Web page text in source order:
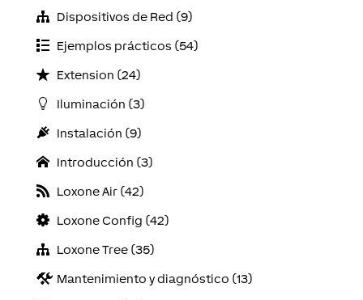
Dispositivos de Red (9)
Ejemplos prácticos (54)
Extension (24)
Iluminación (3)
Instalación (9)
Introducción (3)
Loxone Air (42)
Loxone Config (42)
Loxone Tree (35)
Mantenimiento y diagnóstico (13)